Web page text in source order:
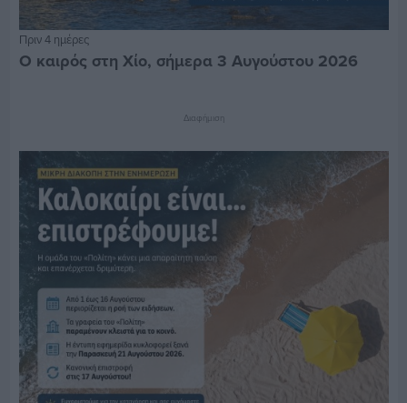
Πριν 4 ημέρες
Ο καιρός στη Χίο, σήμερα 3 Αυγούστου 2026
Διαφήμιση